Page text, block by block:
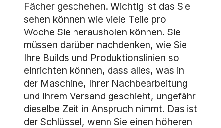
Fächer geschehen. Wichtig ist das Sie
sehen können wie viele Teile pro
Woche Sie herausholen können. Sie
müssen darüber nachdenken, wie Sie
Ihre Builds und Produktionslinien so
einrichten können, dass alles, was in
der Maschine, Ihrer Nachbearbeitung
und Ihrem Versand geschieht, ungefähr
dieselbe Zeit in Anspruch nimmt. Das ist
der Schlüssel, wenn Sie einen höheren